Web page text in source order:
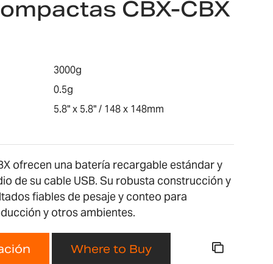
CBX-CBX
3000g
0.5g
5.8" x 5.8" / 148 x 148mm
ofrecen una batería recargable estándar y
de su cable USB. Su robusta construcción y
fiables de pesaje y conteo para
y otros ambientes.
Where to Buy